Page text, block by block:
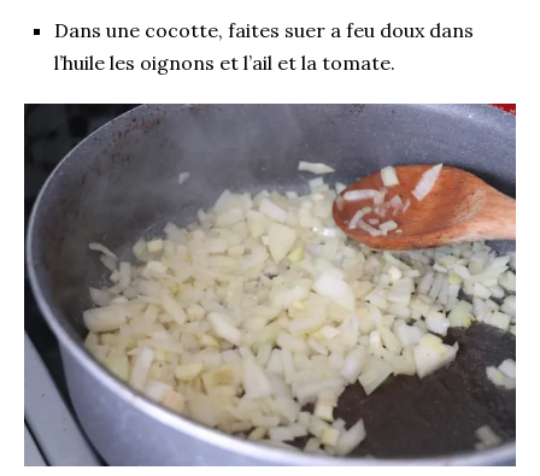
Dans une cocotte, faites suer a feu doux dans
l’huile les oignons et l’ail et la tomate.